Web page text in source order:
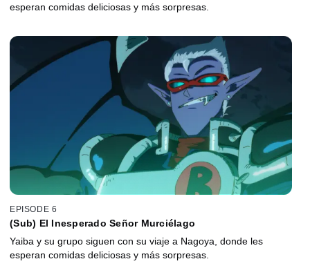
esperan comidas deliciosas y más sorpresas.
EPISODE 6
(Sub) El Inesperado Señor Murciélago
Yaiba y su grupo siguen con su viaje a Nagoya, donde les
esperan comidas deliciosas y más sorpresas.